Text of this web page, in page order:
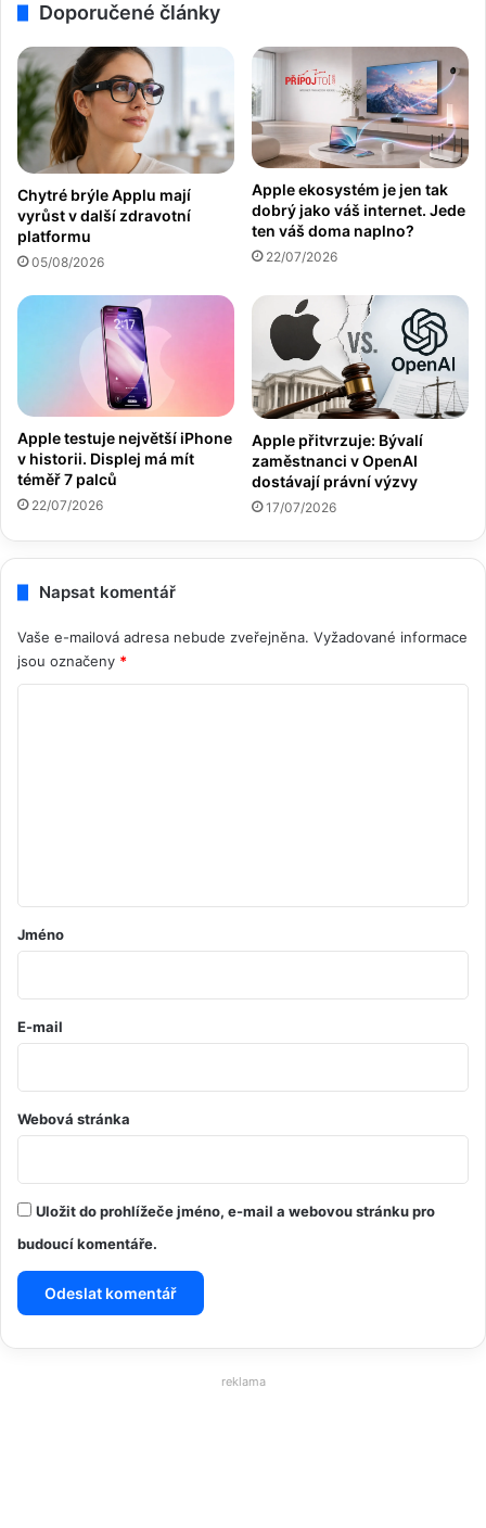
Doporučené články
Chytré brýle Applu mají
vyrůst v další zdravotní
platformu
05/08/2026
Apple ekosystém je jen tak
dobrý jako váš internet. Jede
ten váš doma naplno?
22/07/2026
Apple testuje největší iPhone
v historii. Displej má mít
téměř 7 palců
22/07/2026
Apple přitvrzuje: Bývalí
zaměstnanci v OpenAI
dostávají právní výzvy
17/07/2026
Napsat komentář
Vaše e-mailová adresa nebude zveřejněna. Vyžadované informace
jsou označeny *
ř
Jméno
E-mail
Webová stránka
Uložit do prohlížeče jméno, e-mail a webovou stránku pro
budoucí komentáře.
reklama